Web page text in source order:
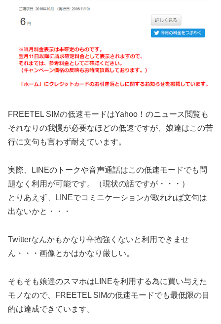
FREETEL SIMの低速モードはYahoo！のニュース閲覧も
それなりの我慢が必要なほどの低速ですが、娘達はこの苦
行に文句も言わず耐えています。
実際、LINEのトークや音声通話はこの低速モードでも問
題なく利用が可能です。（現状の話ですが・・・）
とりあえず、LINEでコミニケーションが取れれば文句は
出ないかと・・・
Twitterなんかもかなり辛抱強くないと利用できませ
ん・・・画像とかはかなり厳しい。
そもそも娘達のスマホはLINEを利用する為に買い与えた
モノなので、FREETEL SIMの低速モードでも最低限の目
的は達成できています。